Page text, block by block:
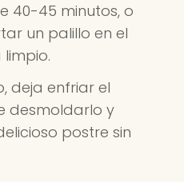
40-45 minutos, o
un palillo en el
deja enfriar el
desmoldarlo y
postre sin